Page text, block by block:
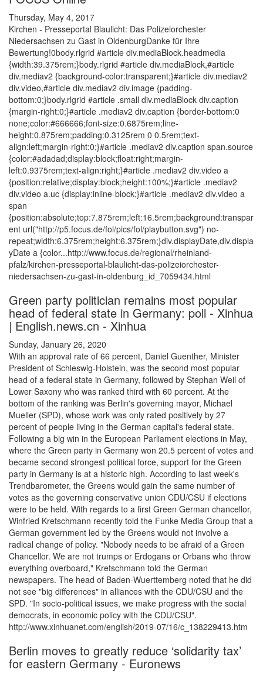
Thursday, May 4, 2017
Kirchen - Presseportal Blaulicht: Das Polizeiorchester
Niedersachsen zu Gast in OldenburgDanke für Ihre
Bewertung!0body.rlgrid #article div.mediaBlock.headmedia
{width:39.375rem;}body.rlgrid #article div.mediaBlock,#article
div.mediav2 {background-color:transparent;}#article div.mediav2
div.video,#article div.mediav2 div.image {padding-
bottom:0;}body.rlgrid #article .small div.mediaBlock div.caption
{margin-right:0;}#article .mediav2 div.caption {border-bottom:0
none;color:#666666;font-size:0.6875rem;line-
height:0.875rem;padding:0.3125rem 0 0.5rem;text-
align:left;margin-right:0;}#article .mediav2 div.caption span.source
{color:#adadad;display:block;float:right;margin-
left:0.9375rem;text-align:right;}#article .mediav2 div.video a
{position:relative;display:block;height:100%;}#article .mediav2
div.video a.uc {display:inline-block;}#article .mediav2 div.video a
span
{position:absolute;top:7.875rem;left:16.5rem;background:transpar
ent url("http://p5.focus.de/fol/pics/fol/playbutton.svg") no-
repeat;width:6.375rem;height:6.375rem;}div.displayDate,div.displa
yDate a {color...http://www.focus.de/regional/rheinland-
pfalz/kirchen-presseportal-blaulicht-das-polizeiorchester-
niedersachsen-zu-gast-in-oldenburg_id_7059434.html
Green party politician remains most popular
head of federal state in Germany: poll - Xinhua
| English.news.cn - Xinhua
Sunday, January 26, 2020
With an approval rate of 66 percent, Daniel Guenther, Minister
President of Schleswig-Holstein, was the second most popular
head of a federal state in Germany, followed by Stephan Weil of
Lower Saxony who was ranked third with 60 percent. At the
bottom of the ranking was Berlin's governing mayor, Michael
Mueller (SPD), whose work was only rated positively by 27
percent of people living in the German capital's federal state.
Following a big win in the European Parliament elections in May,
where the Green party in Germany won 20.5 percent of votes and
became second strongest political force, support for the Green
party in Germany is at a historic high. According to last week's
Trendbarometer, the Greens would gain the same number of
votes as the governing conservative union CDU/CSU if elections
were to be held. With regards to a first Green German chancellor,
Winfried Kretschmann recently told the Funke Media Group that a
German government led by the Greens would not involve a
radical change of policy. "Nobody needs to be afraid of a Green
Chancellor. We are not trumps or Erdogans or Orbans who throw
everything overboard," Kretschmann told the German
newspapers. The head of Baden-Wuerttemberg noted that he did
not see "big differences" in alliances with the CDU/CSU and the
SPD. "In socio-political issues, we make progress with the social
democrats, in economic policy with the CDU/CSU".
http://www.xinhuanet.com/english/2019-07/16/c_138229413.htm
Berlin moves to greatly reduce ‘solidarity tax’
for eastern Germany - Euronews